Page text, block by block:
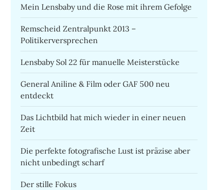
Mein Lensbaby und die Rose mit ihrem Gefolge
Remscheid Zentralpunkt 2013 –
Politikerversprechen
Lensbaby Sol 22 für manuelle Meisterstücke
General Aniline & Film oder GAF 500 neu
entdeckt
Das Lichtbild hat mich wieder in einer neuen
Zeit
Die perfekte fotografische Lust ist präzise aber
nicht unbedingt scharf
Der stille Fokus